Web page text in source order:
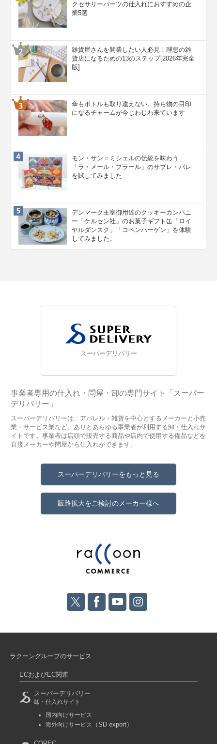
クセサリーパーツの仕入れにおすすめの企
業5選
雑貨屋さんを開業したい人必見！理想の雑
貨店になるための13のステップ[2026年完全
版]
傘もボトルも取り違えない。持ち物の目印
になるチャームが今じわじわ来ています
モン・サン＝ミシェルの伝統を味わう
「ラ・メール・プラール」のサブレ・パレ
を試してみました
デンマーク王室御用達のクッキーカンパニ
ー「ケルセン社」のお菓子ギフト缶「ロイ
ヤルダンスク」「コペンハーゲン」を体験
してみました。
スーパーデリバリー
事業者専用の仕入れ・問屋・卸の専門サイト「スーパー
デリバリー」
スーパーデリバリーは、アパレル・雑貨を中心とするメーカーと小売
業・サービス業など、ありとあらゆる事業者が利用する卸・仕入れサ
イトです。事業者は店頭で販売する商品や店内で使用する備品などを
直接メーカーや問屋から仕入れができます。
スーパーデリバリーをもっと見る
販路拡大をご検討のメーカー様へ
ラクーングループのサービス
ECおよびEC関連
スーパーデリバリー
卸・仕入れサイト
国内向けサービス
海外向けサービス
（SD export）